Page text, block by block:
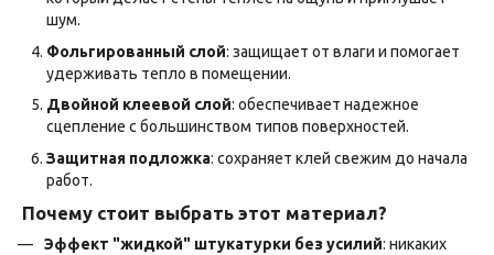
шум.
Фольгированный слой: защищает от влаги и помогает
удерживать тепло в помещении.
Двойной клеевой слой: обеспечивает надежное
сцепление с большинством типов поверхностей.
Защитная подложка: сохраняет клей свежим до начала
работ.
Почему стоит выбрать этот материал?
Эффект "жидкой" штукатурки без усилий: никаких